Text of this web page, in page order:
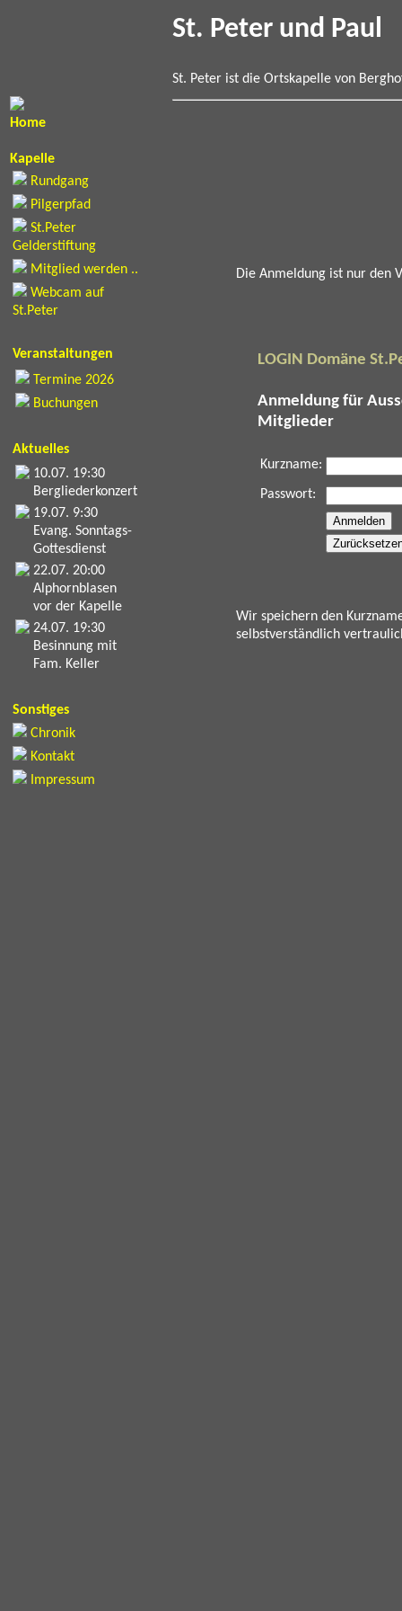
St. Peter und Paul
St. Peter ist die Ortskapelle von
Home
Kapelle
Rundgang
Pilgerpfad
St.Peter
Gelderstiftung
Mitglied werden ..
Webcam auf
St.Peter
Veranstaltungen
Termine 2026
Buchungen
Aktuelles
10.07. 19:30
Bergliederkonzert
19.07. 9:30
Evang. Sonntags-
Gottesdienst
22.07. 20:00
Alphornblasen
vor der Kapelle
24.07. 19:30
Besinnung mit
Fam. Keller
Sonstiges
Chronik
Kontakt
Impressum
Die Anmeldung ist nur den
LOGIN Domäne
Anmeldung für
Mitglieder
Kurzname:
Passwort:
Wir speichern den
selbstverständlich